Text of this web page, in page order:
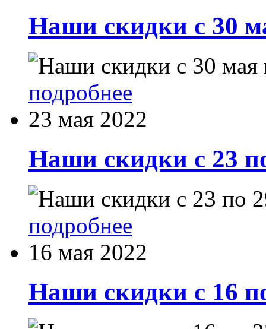
Наши скидки с 30
подробнее
23 мая 2022
Наши скидки с 23
подробнее
16 мая 2022
Наши скидки с 16